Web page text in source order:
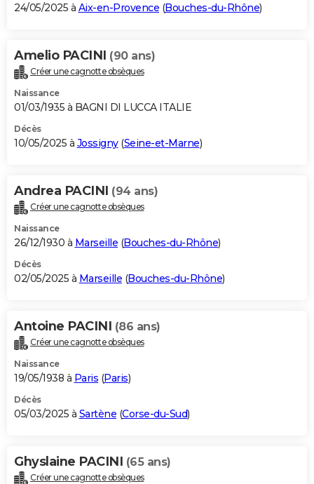
24/05/2025 à Aix-en-Provence (Bouches-du-Rhône)
Amelio PACINI (90 ans)
Créer une cagnotte obsèques
Naissance
01/03/1935 à BAGNI DI LUCCA ITALIE
Décès
10/05/2025 à Jossigny(Seine-et-Marne)
Andrea PACINI (94 ans)
Créer une cagnotte obsèques
Naissance
26/12/1930 à Marseille (Bouches-du-Rhône)
Décès
02/05/2025 à Marseille (Bouches-du-Rhône)
Antoine PACINI (86 ans)
Créer une cagnotte obsèques
Naissance
19/05/1938 à Paris (Paris)
Décès
05/03/2025 à Sartène (Corse-du-Sud)
Ghyslaine PACINI (65 ans)
Créer une cagnotte obsèques